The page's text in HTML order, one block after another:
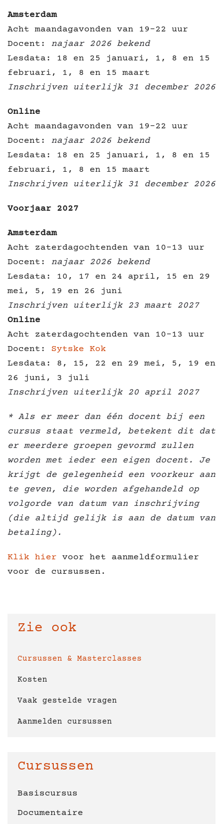
Amsterdam
Acht maandagavonden van 19-22 uur
Docent:
najaar 2026 bekend
Lesdata: 18 en 25 januari, 1, 8 en 15
februari, 1, 8 en 15 maart
Inschrijven uiterlijk 31 december 2026
Online
Acht maandagavonden van 19-22 uur
Docent:
najaar 2026 bekend
Lesdata: 18 en 25 januari, 1, 8 en 15
februari, 1, 8 en 15 maart
Inschrijven uiterlijk 31 december 2026
Voorjaar 2027
Amsterdam
Acht zaterdagochtenden van 10-13 uur
Docent:
najaar 2026 bekend
Lesdata: 10, 17 en 24 april, 15 en 29
mei, 5, 19 en 26 juni
Inschrijven uiterlijk 23 maart 2027
Online
Acht zaterdagochtenden van 10-13 uur
Docent: Sytske Kok
Lesdata: 8, 15, 22 en 29 mei, 5, 19 en
26 juni, 3 juli
Inschrijven uiterlijk 20 april 2027
* Als er meer dan één docent bij een
cursus staat vermeld, betekent dit dat
er meerdere groepen gevormd zullen
worden met ieder een eigen docent. Je
krijgt de gelegenheid een voorkeur aan
te geven, die worden afgehandeld op
volgorde van datum van inschrijving
(die altijd gelijk is aan de datum van
betaling).
Klik hier voor het aanmeldformulier
voor de cursussen.
Zie ook
Cursussen & Masterclasses
Kosten
Vaak gestelde vragen
Aanmelden cursussen
Cursussen
Basiscursus
Documentaire